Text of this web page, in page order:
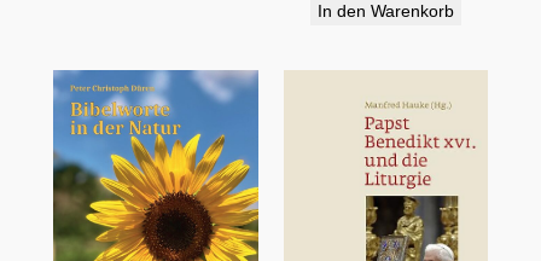
In den Warenkorb